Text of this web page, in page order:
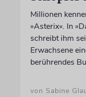
Millionen
»Asterix«. In
schreibt ihm
Erwachsene
berührendes
von Sabine